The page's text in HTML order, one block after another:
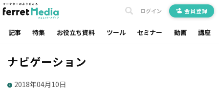
記事 特集 お役立ち資料 ツール セミナー 動画 講座
ログイン 会員登録
ナビゲーション
2018年04月10日